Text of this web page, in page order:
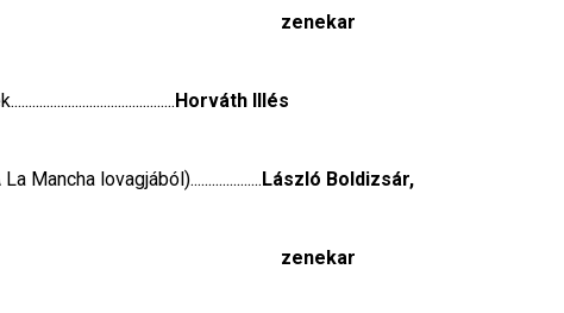
zenekar
Horváth Illés
Mancha lovagjából)....................László Boldizsár,
zenekar